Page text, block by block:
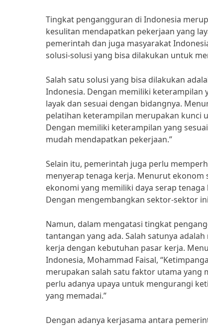
Tingkat pengangguran di Indonesia
kesulitan mendapatkan pekerjaan yang
pemerintah dan juga masyarakat
solusi-solusi yang bisa dilakukan untuk
Salah satu solusi yang bisa dilakukan
Indonesia. Dengan memiliki keterampilan
layak dan sesuai dengan bidangnya.
pelatihan keterampilan merupakan kunci
Dengan memiliki keterampilan yang
mudah mendapatkan pekerjaan.”
Selain itu, pemerintah juga perlu
menyerap tenaga kerja. Menurut ekonom
ekonomi yang memiliki daya serap
Dengan mengembangkan sektor-sektor
Namun, dalam mengatasi tingkat
tantangan yang ada. Salah satunya
kerja dengan kebutuhan pasar kerja.
Indonesia, Mohammad Faisal,
merupakan salah satu faktor utama yang
perlu adanya upaya untuk mengurangi
yang memadai.”
Dengan adanya kerjasama antara